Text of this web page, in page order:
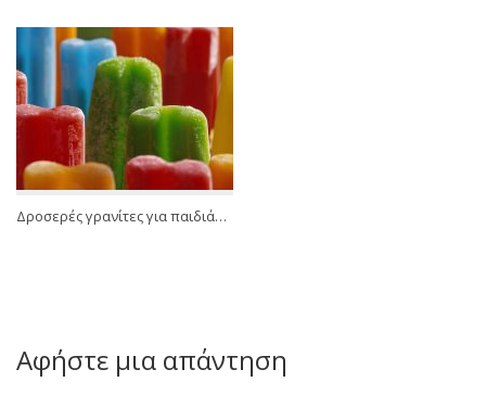
Δροσερές γρανίτες για παιδιά…
Αφήστε μια απάντηση